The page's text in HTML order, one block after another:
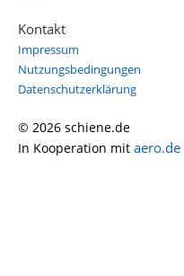
Kontakt
Impressum
Nutzungsbedingungen
Datenschutzerklärung
© 2026 schiene.de
In Kooperation mit aero.de